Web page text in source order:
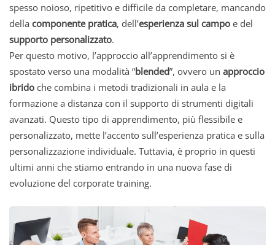
spesso noioso, ripetitivo e difficile da completare, mancando
della componente pratica, dell’esperienza sul campo e del
supporto personalizzato.
Per questo motivo, l’approccio all’apprendimento si è
spostato verso una modalità “blended”, ovvero un approccio
ibrido che combina i metodi tradizionali in aula e la
formazione a distanza con il supporto di strumenti digitali
avanzati. Questo tipo di apprendimento, più flessibile e
personalizzato, mette l’accento sull’esperienza pratica e sulla
personalizzazione individuale. Tuttavia, è proprio in questi
ultimi anni che stiamo entrando in una nuova fase di
evoluzione del corporate training.